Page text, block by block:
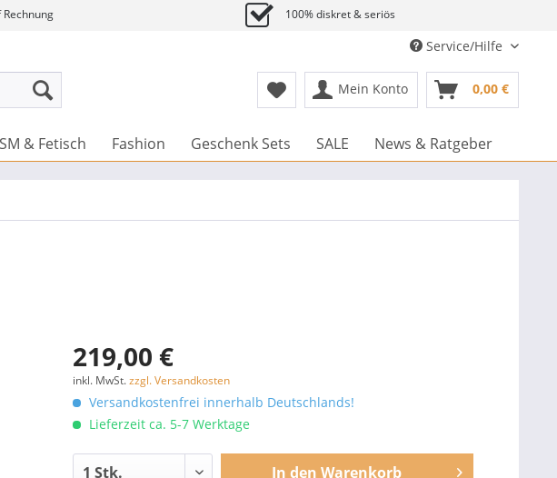
100% diskret & seriös
Service/Hilfe
Mein Konto 0,00 €
& Fetisch Fashion Geschenk Sets SALE News & Ratgeber
219,00 €
inkl. MwSt.zzgl. Versandkosten
Versandkostenfrei innerhalb Deutschlands!
Lieferzeit ca. 5-7 Werktage
In den Warenkorb